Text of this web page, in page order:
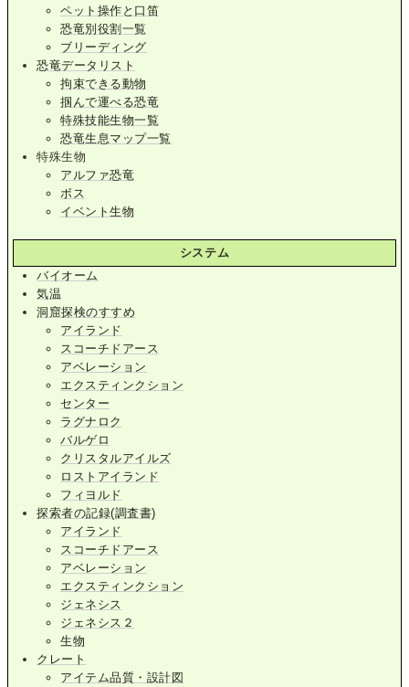
ペット操作と口笛
恐竜別役割一覧
ブリーディング
恐竜データリスト
拘束できる動物
掴んで運べる恐竜
特殊技能生物一覧
恐竜生息マップ一覧
特殊生物
アルファ恐竜
ボス
イベント生物
システム
バイオーム
気温
洞窟探検のすすめ
アイランド
スコーチドアース
アベレーション
エクスティンクション
センター
ラグナロク
バルゲロ
クリスタルアイルズ
ロストアイランド
フィヨルド
探索者の記録(調査書)
アイランド
スコーチドアース
アベレーション
エクスティンクション
ジェネシス
ジェネシス２
生物
クレート
アイテム品質・設計図